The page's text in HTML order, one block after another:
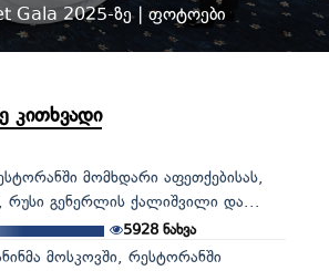
Gala 2025-ზე | ფოტოები
კითხვადი
მომხდარი აფეთქებისას,
რუსი გენერლის ქალიშვილი და...
5928 ნახვა
მოსკოვში, რესტორანში